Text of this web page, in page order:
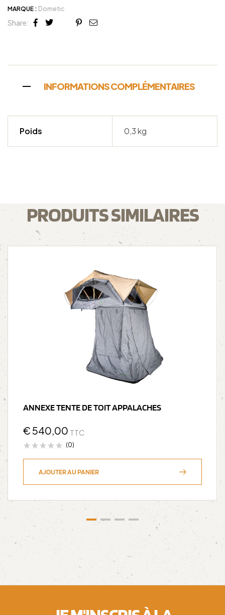
MARQUE : Dometic
Share:
Facebook
TwitterLinkedin
Google+
Pinterest
Email
INFORMATIONS COMPLÉMENTAIRES
Poids 0,3 kg
PRODUITS SIMILAIRES
ANNEXE TENTE DE TOIT APPALACHES
€540,00 TTC
(0)
AJOUTER AU PANIER